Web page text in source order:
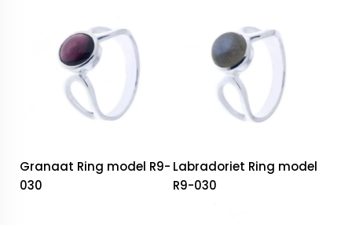
Granaat Ring model R9-
030
Labradoriet Ring model
R9-030